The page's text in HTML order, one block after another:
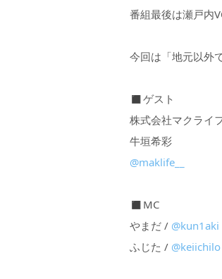
番組最後は瀬戸内
今回は「地元以外
◼︎ゲスト
株式会社マクライ
牛垣希彩
@maklife__
◼︎MC
やまだ / @kun1aki
ふじた / @keiichilo